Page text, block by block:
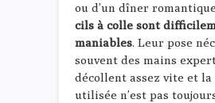
ou d’un dîner
cils à colle sont
maniables. Leur pose
souvent des mains
décollent assez vite et la
utilisée n’est pas